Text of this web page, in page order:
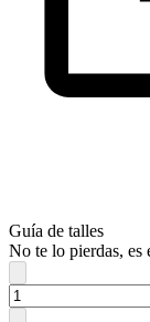
Guía de talles
No te lo pierdas,